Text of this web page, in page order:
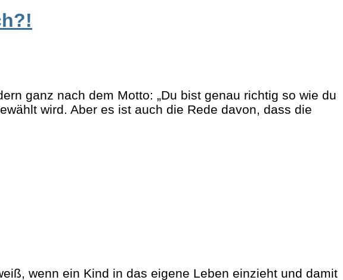
ganz nach dem Motto: „Du bist genau richtig so wie du
wird. Aber es ist auch die Rede davon, dass die
wenn ein Kind in das eigene Leben einzieht und damit